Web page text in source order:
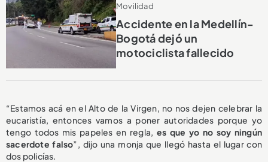
Movilidad
Accidente en la Medellín-
Bogotá dejó un
motociclista fallecido
“Estamos acá en el Alto de la Virgen, no nos dejen celebrar la
eucaristía, entonces vamos a poner autoridades porque yo
tengo todos mis papeles en regla, es que yo no soy ningún
sacerdote falso”, dijo una monja que llegó hasta el lugar con
dos policías.